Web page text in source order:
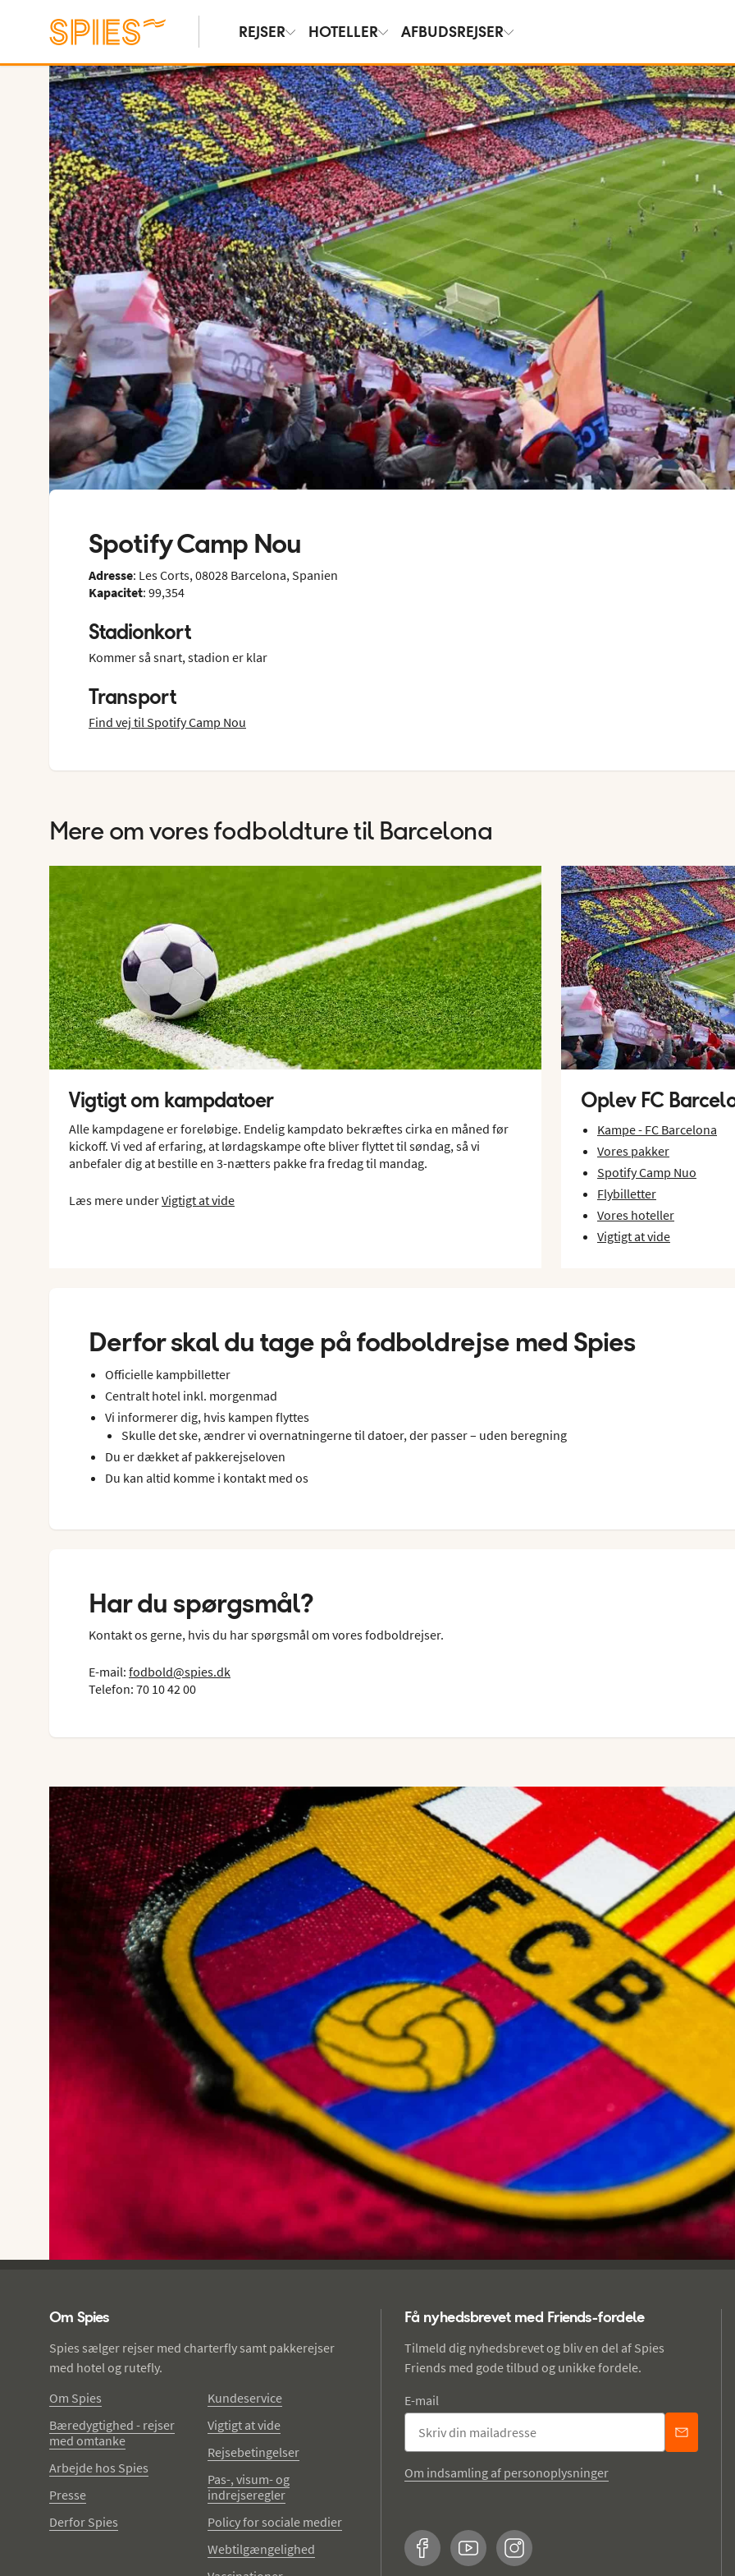
REJSER HOTELLER AFBUDSREJSER
Spotify Camp Nou
Adresse: Les Corts, 08028 Barcelona, Spanien
Kapacitet: 99,354
Stadionkort
Kommer så snart, stadion er klar
Transport
Find vej til Spotify Camp Nou
Mere om vores fodboldture til Barcelona
Vigtigt om kampdatoer
Alle kampdagene er foreløbige. Endelig kampdato bekræftes cirka en måned før
kickoff. Vi ved af erfaring, at lørdagskampe ofte bliver flyttet til søndag, så vi
anbefaler dig at bestille en 3-nætters pakke fra fredag til mandag.
Læs mere underVigtigt at vide
Oplev FC
Kampe - FC Barcelona
Vores pakker
Spotify Camp Nuo
Flybilletter
Vores hoteller
Vigtigt at vide
Derfor skal du tage på fodboldrejse med Spies
Officielle kampbilletter
Centralt hotel inkl. morgenmad
Vi informerer dig, hvis kampen flyttes
Skulle det ske, ændrer vi overnatningerne til datoer, der passer – uden beregning
Du er dækket af pakkerejseloven
Du kan altid komme i kontakt med os
Har du spørgsmål?
Kontakt os gerne, hvis du har spørgsmål om vores fodboldrejser.
E-mail: fodbold@spies.dk
Telefon: 70 10 42 00
Om Spies
Spies sælger rejser med charterfly samt pakkerejser
med hotel og rutefly.
Om Spies
Bæredygtighed - rejser
med omtanke
Arbejde hos Spies
Presse
Derfor Spies
Kundeservice
Vigtigt at vide
Rejsebetingelser
Pas-, visum- og
indrejseregler
Policy for sociale medier
Webtilgængelighed
Få nyhedsbrevet med Friends-fordele
Tilmeld dig nyhedsbrevet og bliv en del af Spies
Friends med gode tilbud og unikke fordele.
E-mail
Om indsamling af personoplysninger
FacebookYouTubeInstagram